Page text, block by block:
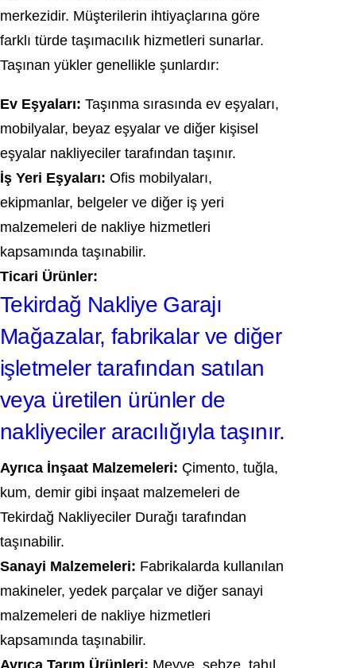
merkezidir. Müşterilerin ihtiyaçlarına göre
farklı türde taşımacılık hizmetleri sunarlar.
Taşınan yükler genellikle şunlardır:
Ev Eşyaları: Taşınma sırasında ev eşyaları,
mobilyalar, beyaz eşyalar ve diğer kişisel
eşyalar nakliyeciler tarafından taşınır.
İş Yeri Eşyaları: Ofis mobilyaları,
ekipmanlar, belgeler ve diğer iş yeri
malzemeleri de nakliye hizmetleri
kapsamında taşınabilir.
Ticari Ürünler:
Tekirdağ Nakliye Garajı
Mağazalar, fabrikalar ve diğer
işletmeler tarafından satılan
veya üretilen ürünler de
nakliyeciler aracılığıyla taşınır.
Ayrıca İnşaat Malzemeleri: Çimento, tuğla,
kum, demir gibi inşaat malzemeleri de
Tekirdağ Nakliyeciler Durağı tarafından
taşınabilir.
Sanayi Malzemeleri: Fabrikalarda kullanılan
makineler, yedek parçalar ve diğer sanayi
malzemeleri de nakliye hizmetleri
kapsamında taşınabilir.
Ayrıca Tarım Ürünleri: Meyve, sebze, tahıl